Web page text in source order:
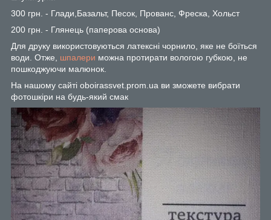
300 грн. - Глади,Базальт, Песок, Прованс, Фреска, Хольст
200 грн. - Глянець (паперова основа)
Для друку використовуються латексні чорнило, яке не боїться
води. Отже, шпалери можна протирати вологою губкою, не
пошкоджуючи малюнок.
На нашому сайті oboirassvet.prom.ua ви зможете вибрати
фотошкіри на будь-який смак